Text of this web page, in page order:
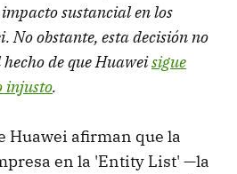
sustancial en los
No obstante, esta decisión no
de que Huaweisigue
injusto.
Huawei afirman que la
en la 'Entity List' —la